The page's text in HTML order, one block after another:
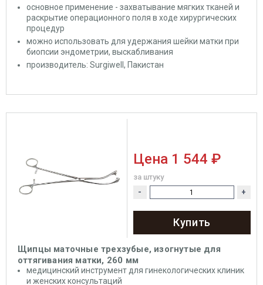
основное применение - захватывание мягких тканей и
раскрытие операционного поля в ходе хирургических
процедур
можно использовать для удержания шейки матки при
биопсии эндометрии, выскабливания
производитель: Surgiwell, Пакистан
Щипцы маточные трехзубые, изогнутые для
оттягивания матки, 260 мм
медицинский инструмент для гинекологических клиник
и женских консультаций
Цена 1 544 ₽
за штуку
- +
Купить